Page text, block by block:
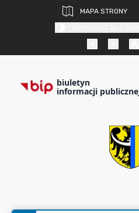
MAPA STRONY
biuletyn
informacji